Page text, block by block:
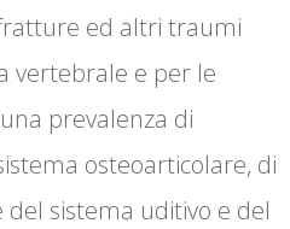
ed altri traumi
vertebrale e per le
prevalenza di
osteoarticolare, di
sistema uditivo e del